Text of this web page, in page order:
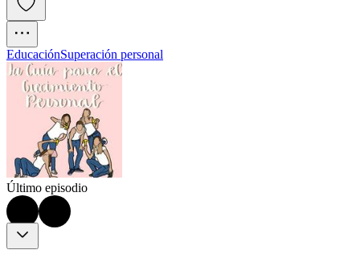
EducaciónSuperación personal
Último episodio